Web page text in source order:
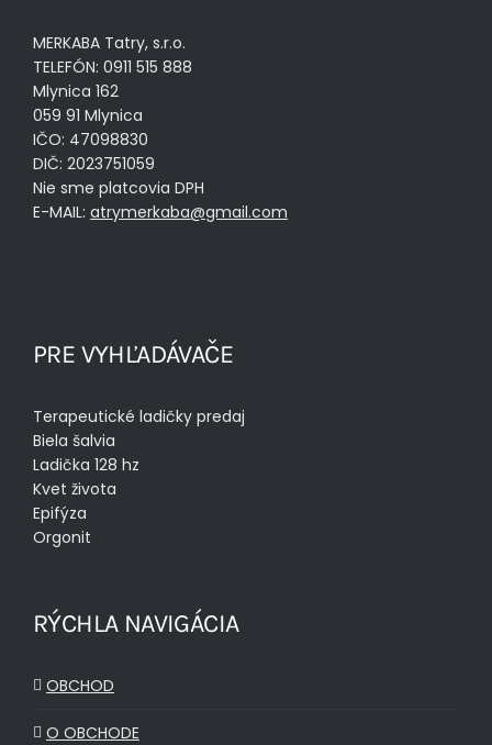
MERKABA Tatry, s.r.o.
TELEFÓN: 0911 515 888
Mlynica 162
059 91 Mlynica
IČO: 47098830
DIČ: 2023751059
Nie sme platcovia DPH
E-MAIL: atrymerkaba@gmail.com
PRE VYHĽADÁVAČE
Terapeutické ladičky predaj
Biela šalvia
Ladička 128 hz
Kvet života
Epifýza
Orgonit
RÝCHLA NAVIGÁCIA
OBCHOD
O OBCHODE